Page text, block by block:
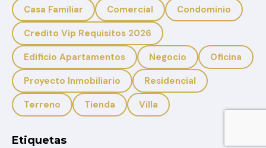
Casa Familiar
Comercial
Condominio
Credito Vip Requisitos 2026
Edificio Apartamentos
Negocio
Oficina
Proyecto Inmobiliario
Residencial
Terreno
Tienda Villa
Etiquetas